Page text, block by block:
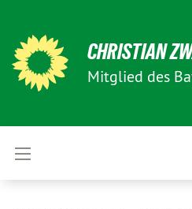
CHRISTIAN
Mitglied des